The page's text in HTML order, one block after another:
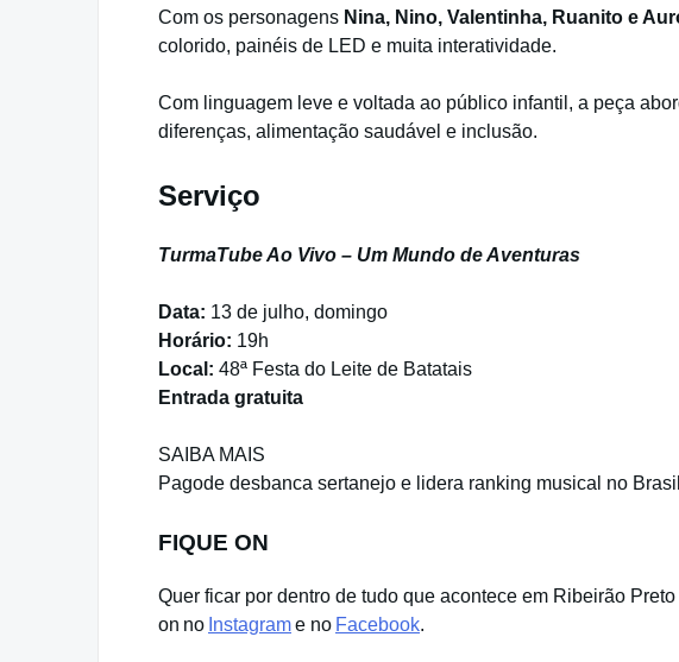
Com os personagens Nina, Nino, Valentinha, Ruanito e
colorido, painéis de LED e muita interatividade.
Com linguagem leve e voltada ao público infantil, a peça
diferenças, alimentação saudável e inclusão.
Serviço
TurmaTube Ao Vivo – Um Mundo de Aventuras
Data: 13 de julho, domingo
Horário: 19h
Local: 48ª Festa do Leite de Batatais
Entrada gratuita
SAIBA MAIS
Pagode desbanca sertanejo e lidera ranking musical no
FIQUE ON
Quer ficar por dentro de tudo que acontece em Ribeirão
on no Instagrame no Facebook.